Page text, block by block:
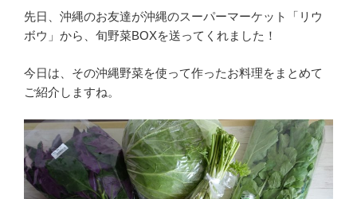
先日、沖縄のお友達が沖縄のスーパーマーケット「リウ
ボウ」から、旬野菜BOXを送ってくれました！
今日は、その沖縄野菜を使って作ったお料理をまとめて
ご紹介しますね。